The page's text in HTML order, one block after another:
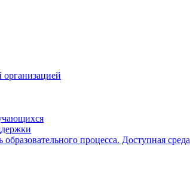
организацией
процесса. Доступная среда